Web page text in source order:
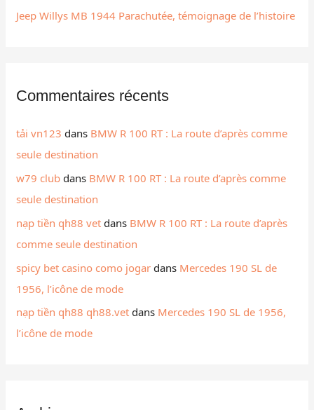
Jeep Willys MB 1944 Parachutée, témoignage de l’histoire
Commentaires récents
tải vn123 dans BMW R 100 RT : La route d’après comme
seule destination
w79 club dans BMW R 100 RT : La route d’après comme
seule destination
nạp tiền qh88 vet dans BMW R 100 RT : La route d’après
comme seule destination
spicy bet casino como jogar dans Mercedes 190 SL de
1956, l’icône de mode
nạp tiền qh88 qh88.vet dans Mercedes 190 SL de 1956,
l’icône de mode